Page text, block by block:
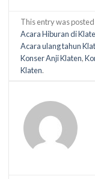
This entry was
Acara Hiburan di
Acara ulang tahun
Konser Anji Klaten,
Klaten.